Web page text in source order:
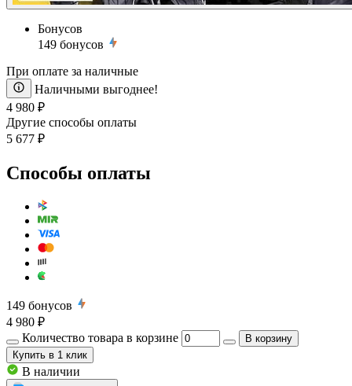
Бонусов
149 бонусов
При оплате за наличные
Наличными выгоднее!
4 980 ₽
Другие способы оплаты
5 677 ₽
Способы оплаты
149 бонусов
4 980 ₽
Количество товара в корзине
В корзину
Купить в 1 клик
В наличии